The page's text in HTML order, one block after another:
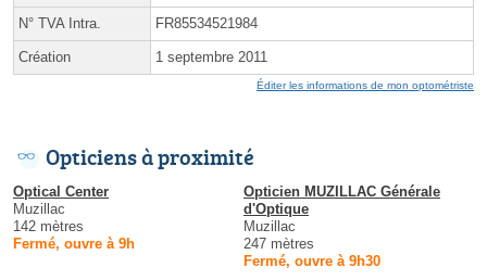
N° TVA Intra. FR85534521984
Création 1 septembre 2011
Éditer les informations de mon optométriste
Opticiens à proximité
Optical Center
Muzillac
142 mètres
Fermé, ouvre à 9h
Opticien MUZILLAC Générale
d'Optique
Muzillac
247 mètres
Fermé, ouvre à 9h30